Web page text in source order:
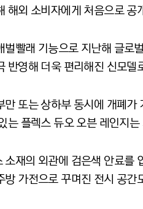
해외 소비자에게 처음으로 공
벌빨래 기능으로 지난해 글로
반영해 더욱 편리해진 신모델
만 또는 상하부 동시에 개폐가
는 플렉스 듀오 오븐 레인지
소재의 외관에 검은색 안료를
방 가전으로 꾸며진 전시 공간